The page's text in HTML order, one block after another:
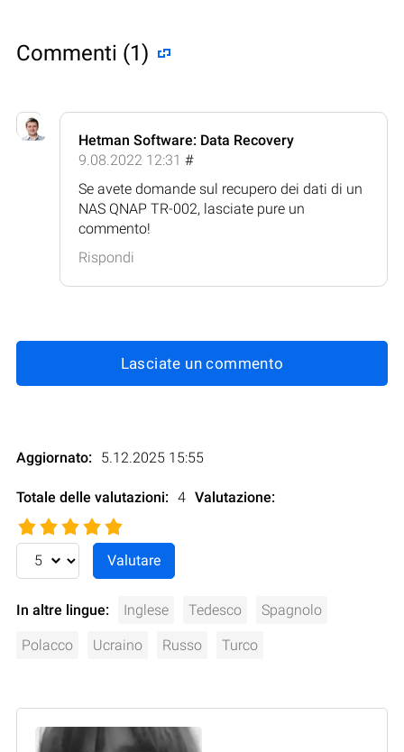
Commenti (1)
Hetman Software: Data Recovery
9.08.2022 12:31 #
Se avete domande sul recupero dei dati di un
NAS QNAP TR-002, lasciate pure un
commento!
Rispondi
Lasciate un commento
Aggiornato: 5.12.2025 15:55
Totale delle valutazioni: 4 Valutazione:
In altre lingue: Inglese Tedesco Spagnolo
Polacco Ucraino Russo Turco